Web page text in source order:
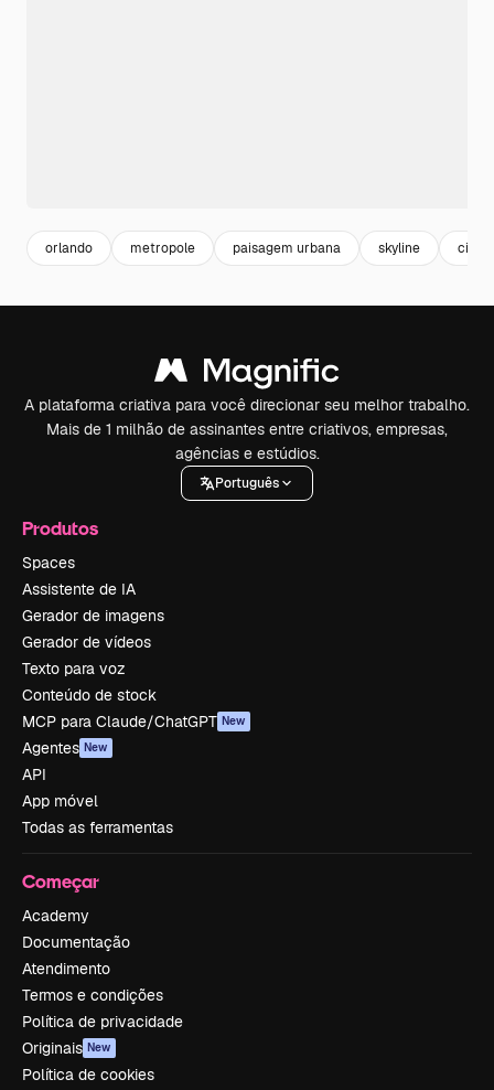
orlando metropole paisagem urbana skyline
A plataforma criativa para você direcionar seu melhor trabalho.
Mais de 1 milhão de assinantes entre criativos, empresas,
agências e estúdios.
Português
Produtos
Spaces
Assistente de IA
Gerador de imagens
Gerador de vídeos
Texto para voz
Conteúdo de stock
MCP para Claude/ChatGPT New
Agentes New
API
App móvel
Todas as ferramentas
Começar
Academy
Documentação
Atendimento
Termos e condições
Política de privacidade
Originais New
Política de cookies